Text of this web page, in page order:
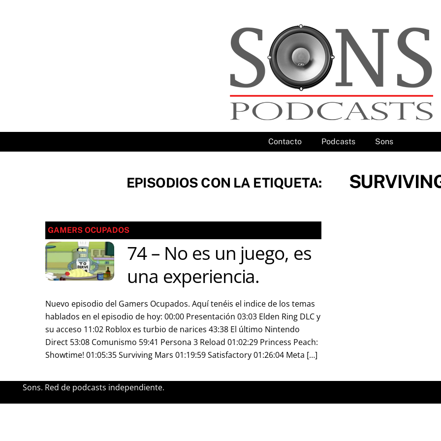
Contacto Podcasts Sons
EPISODIOS CON LA ETIQUETA:
GAMERS OCUPADOS
74 – No es un juego, es
una experiencia.
Nuevo episodio del Gamers Ocupados. Aquí tenéis el indice de los temas
hablados en el episodio de hoy: 00:00 Presentación 03:03 Elden Ring DLC y
su acceso 11:02 Roblox es turbio de narices 43:38 El último Nintendo
Direct 53:08 Comunismo 59:41 Persona 3 Reload 01:02:29 Princess Peach:
Showtime! 01:05:35 Surviving Mars 01:19:59 Satisfactory 01:26:04 Meta […]
Sons. Red de podcasts independiente.